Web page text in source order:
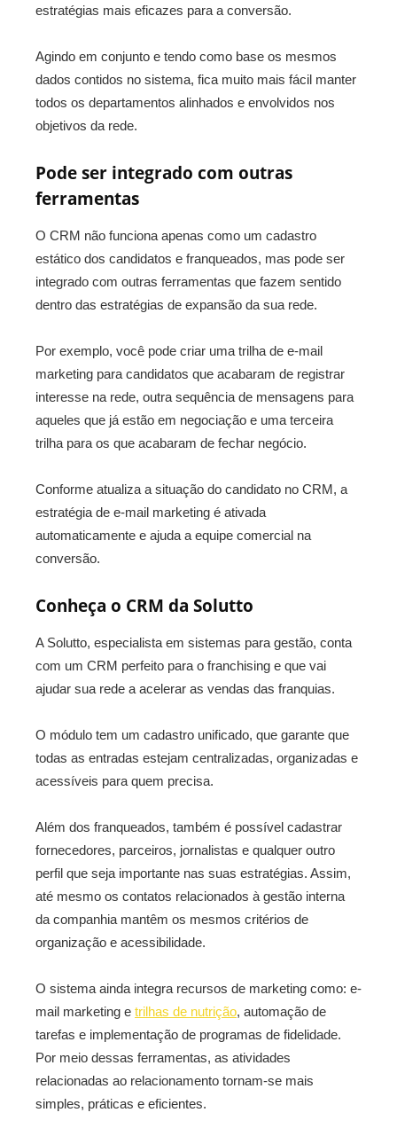
estratégias mais eficazes para a conversão.
Agindo em conjunto e tendo como base os mesmos
dados contidos no sistema, fica muito mais fácil manter
todos os departamentos alinhados e envolvidos nos
objetivos da rede.
Pode ser integrado com outras
ferramentas
O CRM não funciona apenas como um cadastro
estático dos candidatos e franqueados, mas pode ser
integrado com outras ferramentas que fazem sentido
dentro das estratégias de expansão da sua rede.
Por exemplo, você pode criar uma trilha de e-mail
marketing para candidatos que acabaram de registrar
interesse na rede, outra sequência de mensagens para
aqueles que já estão em negociação e uma terceira
trilha para os que acabaram de fechar negócio.
Conforme atualiza a situação do candidato no CRM, a
estratégia de e-mail marketing é ativada
automaticamente e ajuda a equipe comercial na
conversão.
Conheça o CRM da Solutto
A Solutto, especialista em sistemas para gestão, conta
com um CRM perfeito para o franchising e que vai
ajudar sua rede a acelerar as vendas das franquias.
O módulo tem um cadastro unificado, que garante que
todas as entradas estejam centralizadas, organizadas e
acessíveis para quem precisa.
Além dos franqueados, também é possível cadastrar
fornecedores, parceiros, jornalistas e qualquer outro
perfil que seja importante nas suas estratégias. Assim,
até mesmo os contatos relacionados à gestão interna
da companhia mantêm os mesmos critérios de
organização e acessibilidade.
O sistema ainda integra recursos de marketing como: e-
mail marketing e trilhas de nutrição, automação de
tarefas e implementação de programas de fidelidade.
Por meio dessas ferramentas, as atividades
relacionadas ao relacionamento tornam-se mais
simples, práticas e eficientes.